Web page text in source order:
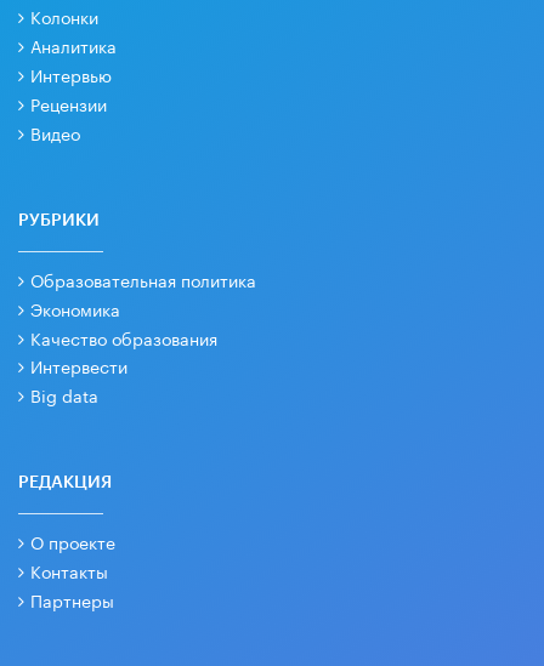
Колонки
Аналитика
Интервью
Рецензии
Видео
РУБРИКИ
Образовательная политика
Экономика
Качество образования
Интервести
Big data
РЕДАКЦИЯ
О проекте
Контакты
Партнеры